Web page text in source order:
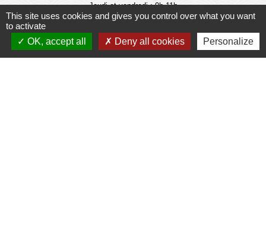
Jeudi et vendredi : 9h-11h
Le personnel de la municipalité n'est pas habilité
à effectuer les operations de l'agence
This site uses cookies and gives you control over what you want
to activate
OK, accept all
Deny all cookies Personalize